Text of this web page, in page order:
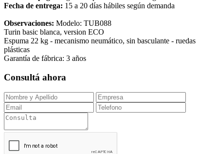
Fecha de entrega: 15 a 20 días hábiles según demanda
Observaciones: Modelo: TUB088
Turin basic blanca, version ECO
Espuma 22 kg - mecanismo neumático, sin basculante - ruedas
plásticas
Garantía de fábrica: 3 años
Consultá ahora